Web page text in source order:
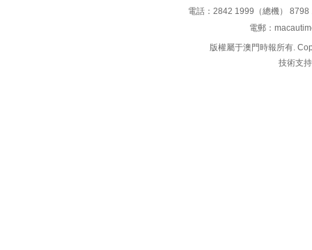
電話：2842 1999（總機）
電郵：
版權屬于澳門時報所有.
技術支